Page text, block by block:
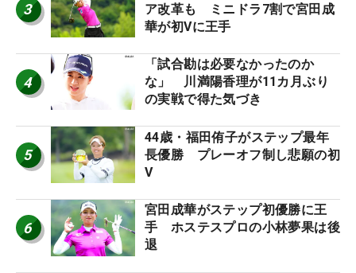
3
ア改革も ミニドラ7割で宮田成
華が初Vに王手
4
「試合勘は必要なかったのか
な」 川満陽香理が11カ月ぶり
の実戦で得た気づき
5
44歳・福田侑子がステップ最年
長優勝 プレーオフ制し悲願の初
V
6
宮田成華がステップ初優勝に王
手 ホステスプロの小林夢果は後
退